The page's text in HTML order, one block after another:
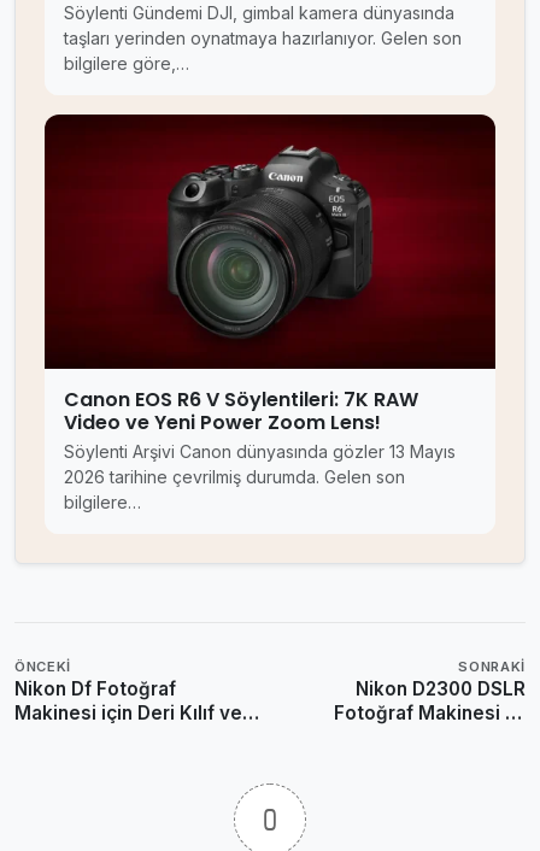
Söylenti Gündemi DJI, gimbal kamera dünyasında
taşları yerinden oynatmaya hazırlanıyor. Gelen son
bilgilere göre,…
Canon EOS R6 V Söylentileri: 7K RAW
Video ve Yeni Power Zoom Lens!
Söylenti Arşivi Canon dünyasında gözler 13 Mayıs
2026 tarihine çevrilmiş durumda. Gelen son
bilgilere…
ÖNCEKI
Nikon Df Fotoğraf
Makinesi için Deri Kılıf ve
SONRAKI
Nikon D2300 DSLR
Fotoğraf Makinesi İlk
0